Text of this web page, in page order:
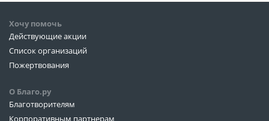
Хочу помочь
Действующие акции
Список организаций
Пожертвования
О Благо.ру
Благотворителям